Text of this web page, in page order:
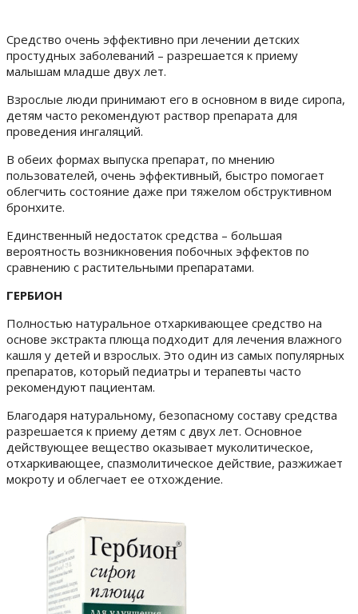
Средство очень эффективно при лечении детских
простудных заболеваний – разрешается к приему
малышам младше двух лет.
Взрослые люди принимают его в основном в виде сиропа,
детям часто рекомендуют раствор препарата для
проведения ингаляций.
В обеих формах выпуска препарат, по мнению
пользователей, очень эффективный, быстро помогает
облегчить состояние даже при тяжелом обструктивном
бронхите.
Единственный недостаток средства – большая
вероятность возникновения побочных эффектов по
сравнению с растительными препаратами.
ГЕРБИОН
Полностью натуральное отхаркивающее средство на
основе экстракта плюща подходит для лечения влажного
кашля у детей и взрослых. Это один из самых популярных
препаратов, который педиатры и терапевты часто
рекомендуют пациентам.
Благодаря натуральному, безопасному составу средства
разрешается к приему детям с двух лет. Основное
действующее вещество оказывает муколитическое,
отхаркивающее, спазмолитическое действие, разжижает
мокроту и облегчает ее отхождение.